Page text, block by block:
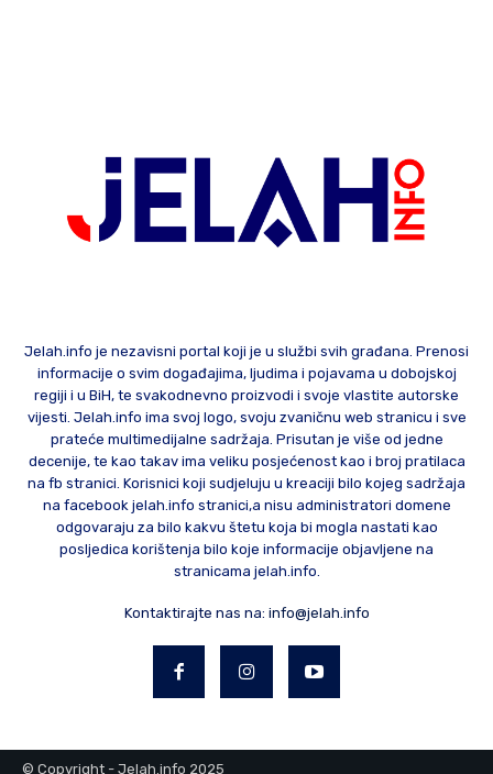
Jelah.info je nezavisni portal koji je u službi svih građana. Prenosi
informacije o svim događajima, ljudima i pojavama u dobojskoj
regiji i u BiH, te svakodnevno proizvodi i svoje vlastite autorske
vijesti. Jelah.info ima svoj logo, svoju zvaničnu web stranicu i sve
prateće multimedijalne sadržaja. Prisutan je više od jedne
decenije, te kao takav ima veliku posjećenost kao i broj pratilaca
na fb stranici. Korisnici koji sudjeluju u kreaciji bilo kojeg sadržaja
na facebook jelah.info stranici,a nisu administratori domene
odgovaraju za bilo kakvu štetu koja bi mogla nastati kao
posljedica korištenja bilo koje informacije objavljene na
stranicama jelah.info.
Kontaktirajte nas na: info@jelah.info
© Copyright - Jelah.info 2025